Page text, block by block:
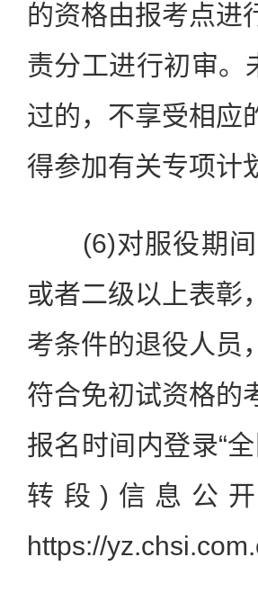
的资格由报考点进
责分工进行初审。
过的，不享受相应
得参加有关专项计
(6)对服役期间
或者二级以上表彰
考条件的退役人员
符合免初试资格的
报名时间内登录“
转段)信息公
https://